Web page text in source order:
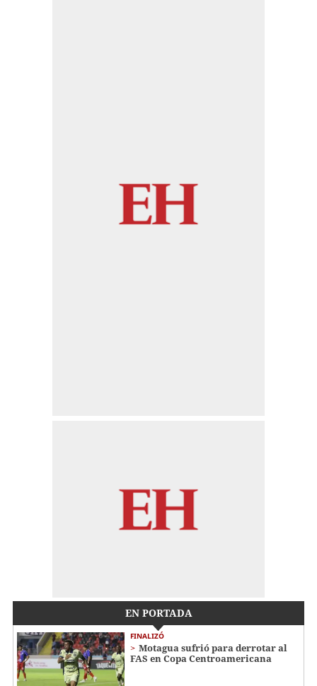
EN PORTADA
FINALIZÓ
Motagua sufrió para derrotar al
FAS en Copa Centroamericana